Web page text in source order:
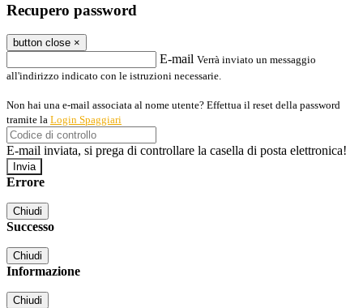
Recupero password
button close ×
E-mail Verrà inviato un messaggio
all'indirizzo indicato con le istruzioni necessarie.
Non hai una e-mail associata al nome utente? Effettua il reset della password
tramite la Login Spaggiari
E-mail inviata, si prega di controllare la casella di posta elettronica!
Errore
Chiudi
Successo
Chiudi
Informazione
Chiudi